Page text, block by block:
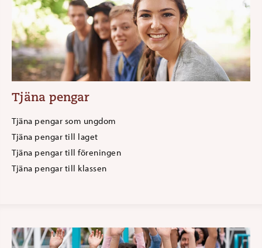
Tjäna pengar
Tjäna pengar som ungdom
Tjäna pengar till laget
Tjäna pengar till föreningen
Tjäna pengar till klassen